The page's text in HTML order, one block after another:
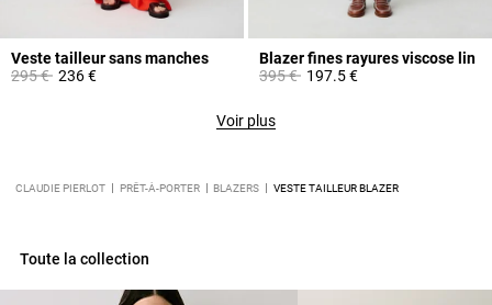
Veste tailleur sans manches
Prix réduit à partir de
295 €à236 €
Blazer fines rayures viscose lin
Prix réduit à partir de
395 €à197.5 €
Voir plus
CLAUDIE PIERLOT PRÊT-À-PORTER BLAZERS VESTE TAILLEUR BLAZER
Toute la collection